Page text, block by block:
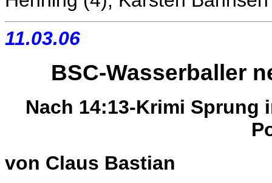
11.03.06
BSC-Wasserballer
Nach 14:13-Krimi Sprung
von Claus Bastian